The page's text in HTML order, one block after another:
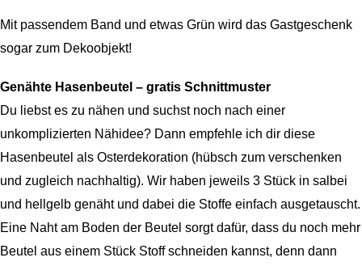
Mit passendem Band und etwas Grün wird das Gastgeschenk
sogar zum Dekoobjekt!
Genähte Hasenbeutel – gratis Schnittmuster
Du liebst es zu nähen und suchst noch nach einer
unkomplizierten Nähidee? Dann empfehle ich dir diese
Hasenbeutel als Osterdekoration (hübsch zum verschenken
und zugleich nachhaltig). Wir haben jeweils 3 Stück in salbei
und hellgelb genäht und dabei die Stoffe einfach ausgetauscht.
Eine Naht am Boden der Beutel sorgt dafür, dass du noch mehr
Beutel aus einem Stück Stoff schneiden kannst, denn dann